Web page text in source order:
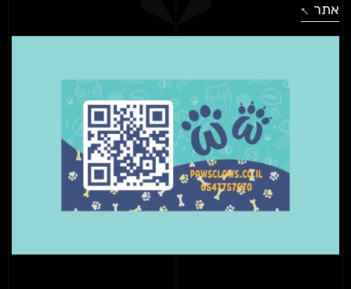
אתר ↓
↓